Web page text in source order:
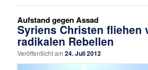
Aufstand gegen Assad
Syriens Christen fliehen
radikalen Rebellen
Veröffentlicht am24. Juli 2012